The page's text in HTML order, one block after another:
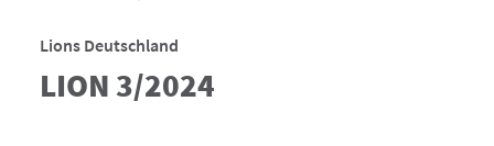
Lions Deutschland
LION 3/2024